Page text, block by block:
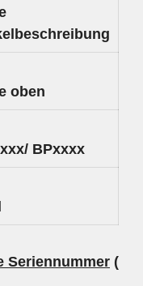
oben
BPxxxx
Seriennummer (